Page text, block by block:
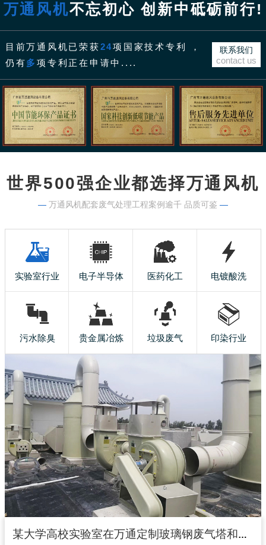
万通风机不忘初心 创新中砥砺前行!
目前万通风机已荣获24项国家技术专利 ，
仍有多项专利正在申请中....
联系我们
contact us
世界500强企业都选择万通风机
— 万通风机配套废气处理工程案例逾千 品质可鉴 —
实验室行业 电子半导体 医药化工 电镀酸洗
污水除臭 贵金属冶炼 垃圾废气 印染行业
某大学高校实验室在万通定制玻璃钢废气塔和玻璃钢风机